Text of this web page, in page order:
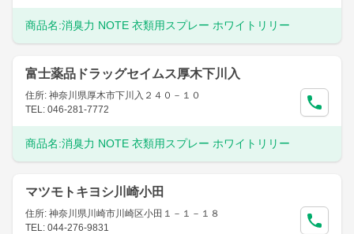
商品名:消臭力 NOTE 衣類用スプレー ホワイトリリー
富士薬品ドラッグセイムス厚木下川入
住所: 神奈川県厚木市下川入２４０－１０
TEL: 046-281-7772
商品名:消臭力 NOTE 衣類用スプレー ホワイトリリー
マツモトキヨシ川崎小田
住所: 神奈川県川崎市川崎区小田１－１－１８
TEL: 044-276-9831